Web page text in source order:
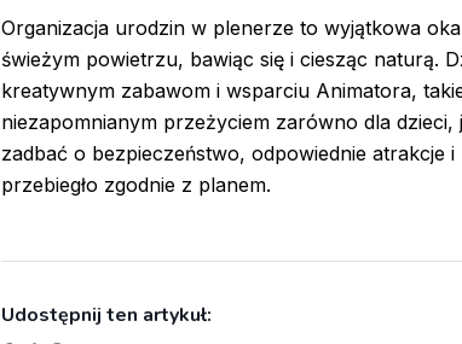
Organizacja urodzin w plenerze to wyjątkowa
świeżym powietrzu, bawiąc się i ciesząc naturą.
kreatywnym zabawom i wsparciu Animatora,
niezapomnianym przeżyciem zarówno dla dzieci,
zadbać o bezpieczeństwo, odpowiednie atrakcje
przebiegło zgodnie z planem.
Udostępnij ten artykuł: